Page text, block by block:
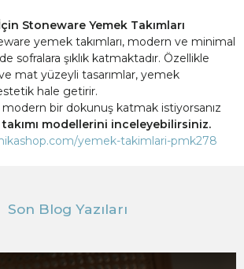
Stoneware Yemek Takımları
yemek takımları, modern ve minimal
sofralara şıklık katmaktadır. Özellikle
mat yüzeyli tasarımlar, yemek
hale getirir.
modern bir dokunuş katmak istiyorsanız
modellerini inceleyebilirsiniz.
yemek-takimlari-pmk278
Son Blog Yazıları